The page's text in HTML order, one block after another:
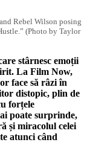
Rebel Wilson posing
(Photo by Taylor
stârnesc emoții
La Film Now,
face să râzi în
distopic, plin de
forțele
poate surprinde,
și miracolul celei
atunci când